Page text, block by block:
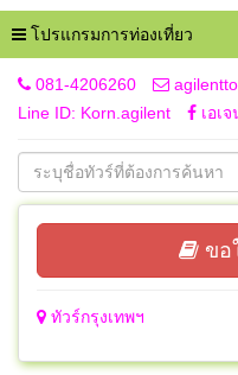
โปรแกรมการท่องเที่ยว
081-4206260
Line ID: Korn.agilent
เอเ
ขอ
ทัวร์กรุงเทพฯ